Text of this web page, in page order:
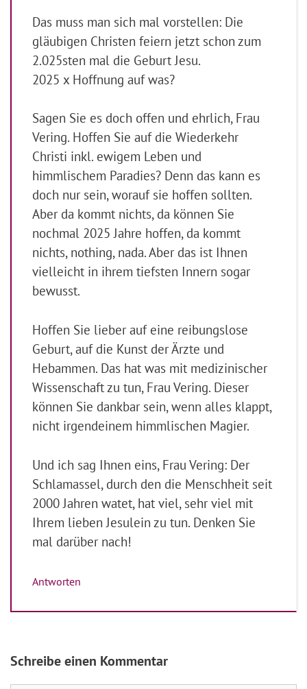
Das muss man sich mal vorstellen: Die
gläubigen Christen feiern jetzt schon zum
2.025sten mal die Geburt Jesu.
2025 x Hoffnung auf was?
Sagen Sie es doch offen und ehrlich, Frau
Vering. Hoffen Sie auf die Wiederkehr
Christi inkl. ewigem Leben und
himmlischem Paradies? Denn das kann es
doch nur sein, worauf sie hoffen sollten.
Aber da kommt nichts, da können Sie
nochmal 2025 Jahre hoffen, da kommt
nichts, nothing, nada. Aber das ist Ihnen
vielleicht in ihrem tiefsten Innern sogar
bewusst.
Hoffen Sie lieber auf eine reibungslose
Geburt, auf die Kunst der Ärzte und
Hebammen. Das hat was mit medizinischer
Wissenschaft zu tun, Frau Vering. Dieser
können Sie dankbar sein, wenn alles klappt,
nicht irgendeinem himmlischen Magier.
Und ich sag Ihnen eins, Frau Vering: Der
Schlamassel, durch den die Menschheit seit
2000 Jahren watet, hat viel, sehr viel mit
Ihrem lieben Jesulein zu tun. Denken Sie
mal darüber nach!
Antworten
Schreibe einen Kommentar